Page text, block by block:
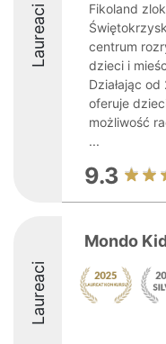
Laureaci
Fikoland
centrum
dzieci i
Działając
oferuje
możliwość
...
9.3
Laureaci
Mondo